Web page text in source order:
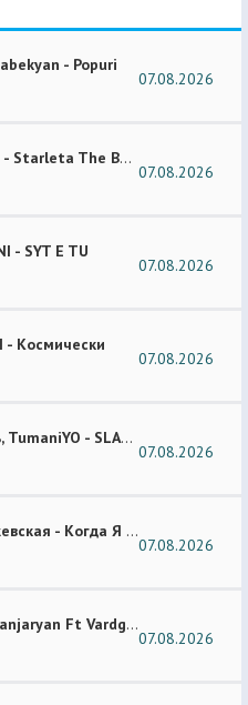
- Popuri
07.08.2026
Florianrus - Starleta The Bar Session
07.08.2026
- SYT E TU
07.08.2026
- Космически
07.08.2026
Эндшпиль, TumaniYO - SLANG
07.08.2026
Мария Ржевская - Когда Я Стану Кошкой (Future Garage Remix)
07.08.2026
Tigran Khanjaryan Ft Vardges - Pap Jan
07.08.2026